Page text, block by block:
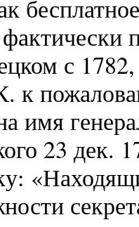
с 1782,
к
имя
23 дек.